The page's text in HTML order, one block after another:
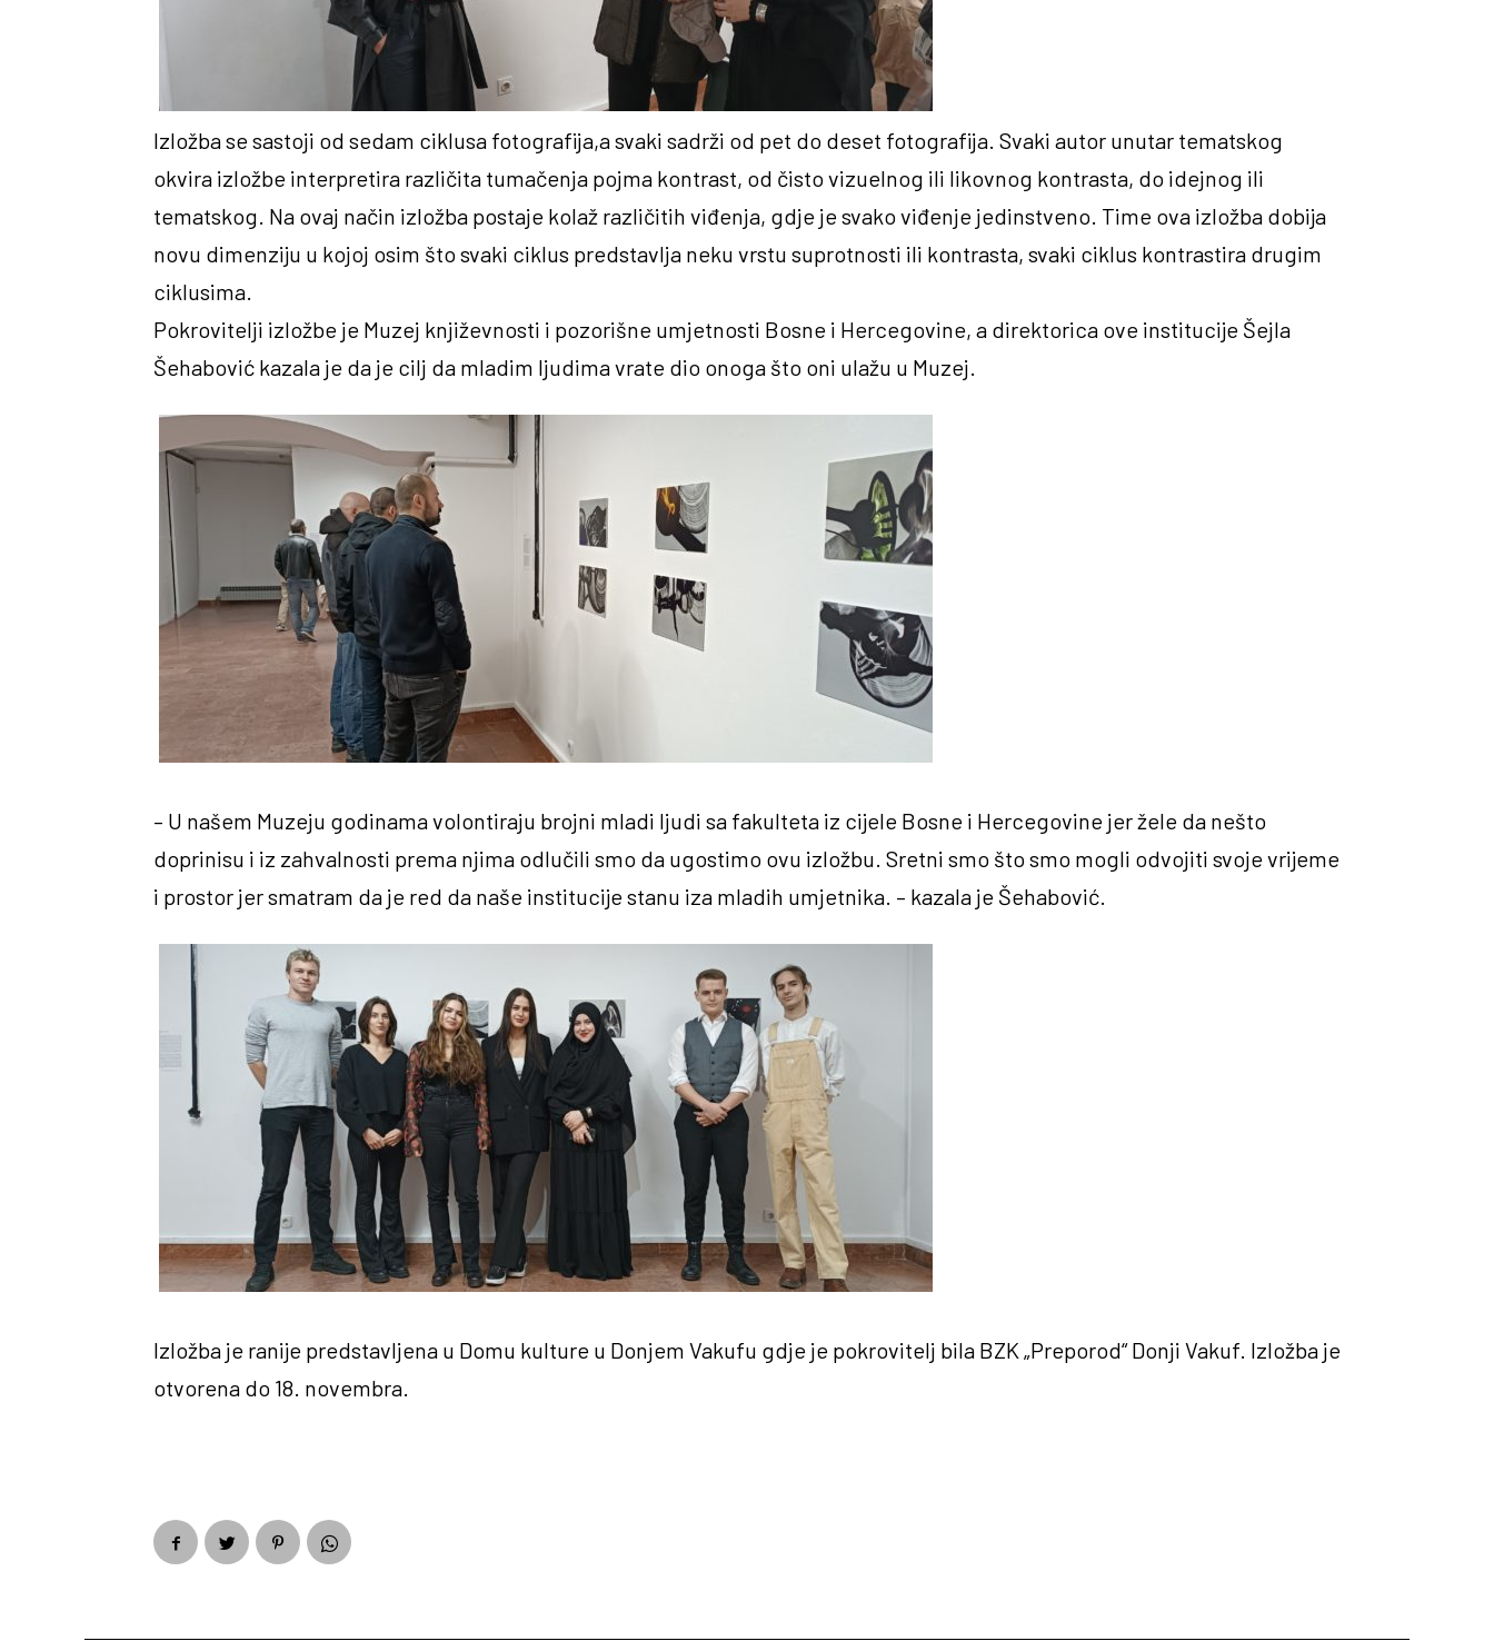
Izložba se sastoji od sedam ciklusa fotografija,a svaki sadrži od pet do deset fotografija. Svaki autor unutar tematskog
okvira izložbe interpretira različita tumačenja pojma kontrast, od čisto vizuelnog ili likovnog kontrasta, do idejnog ili
tematskog. Na ovaj način izložba postaje kolaž različitih viđenja, gdje je svako viđenje jedinstveno. Time ova izložba dobija
novu dimenziju u kojoj osim što svaki ciklus predstavlja neku vrstu suprotnosti ili kontrasta, svaki ciklus kontrastira drugim
ciklusima.
Pokrovitelji izložbe je Muzej književnosti i pozorišne umjetnosti Bosne i Hercegovine, a direktorica ove institucije Šejla
Šehabović kazala je da je cilj da mladim ljudima vrate dio onoga što oni ulažu u Muzej.
– U našem Muzeju godinama volontiraju brojni mladi ljudi sa fakulteta iz cijele Bosne i Hercegovine jer žele da nešto
doprinisu i iz zahvalnosti prema njima odlučili smo da ugostimo ovu izložbu. Sretni smo što smo mogli odvojiti svoje vrijeme
i prostor jer smatram da je red da naše institucije stanu iza mladih umjetnika. – kazala je Šehabović.
Izložba je ranije predstavljena u Domu kulture u Donjem Vakufu gdje je pokrovitelj bila BZK „Preporod“ Donji Vakuf. Izložba je
otvorena do 18. novembra.